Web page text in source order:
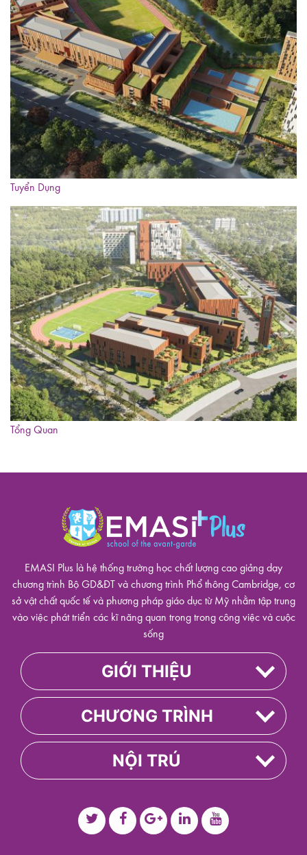
Tuyển Dụng
Tổng Quan
EMASI Plus là hệ thống trường học chất lượng cao giảng dạy
chương trình Bộ GD&ĐT và chương trình Phổ thông Cambridge, cơ
sở vật chất quốc tế và phương pháp giáo dục từ Mỹ nhằm tập trung
vào việc phát triển các kĩ năng quan trọng trong công việc và cuộc
sống
GIỚI THIỆU
CHƯƠNG TRÌNH
NỘI TRÚ